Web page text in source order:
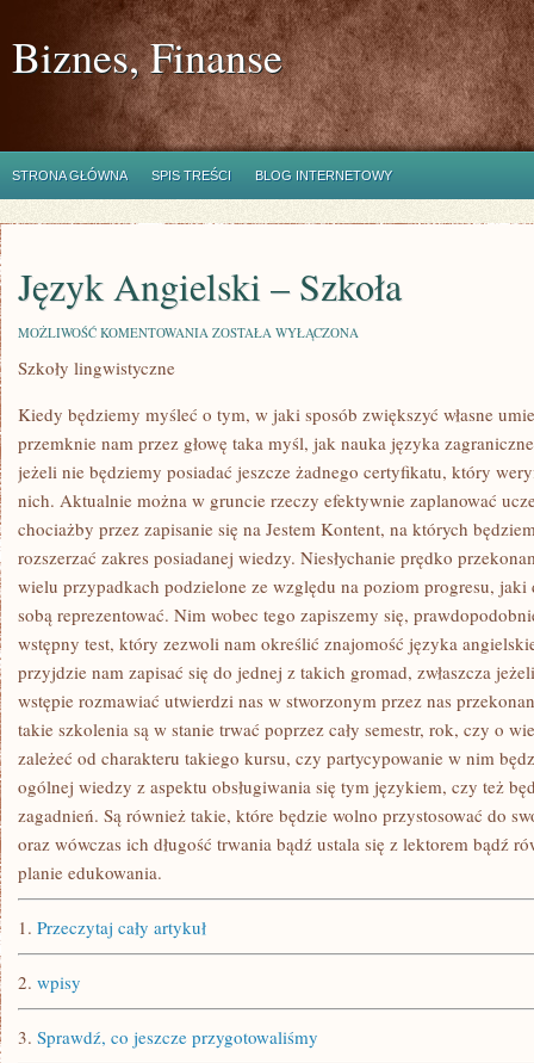
Biznes, Finanse
STRONA GŁÓWNA SPIS TREŚCI BLOG INTERNETOWY
Język Angielski – Szkoła
MOŻLIWOŚĆ KOMENTOWANIA JĘZYK
ZOSTAŁA WYŁĄCZONA
Szkoły lingwistyczne
Kiedy będziemy myśleć o tym, w jaki sposób zwiększyć własne
przemknie nam przez głowę taka myśl, jak nauka języka
jeżeli nie będziemy posiadać jeszcze żadnego certyfikatu, który
nich. Aktualnie można w gruncie rzeczy efektywnie zaplanować
chociażby przez zapisanie się na Jestem Kontent, na których
rozszerzać zakres posiadanej wiedzy. Niesłychanie prędko
wielu przypadkach podzielone ze względu na poziom progresu, jaki
sobą reprezentować. Nim wobec tego zapiszemy się,
wstępny test, który zezwoli nam określić znajomość języka
przyjdzie nam zapisać się do jednej z takich gromad, zwłaszcza
wstępie rozmawiać utwierdzi nas w stworzonym przez nas
takie szkolenia są w stanie trwać poprzez cały semestr, rok, czy o
zależeć od charakteru takiego kursu, czy partycypowanie w nim
ogólnej wiedzy z aspektu obsługiwania się tym językiem, czy też
zagadnień. Są również takie, które będzie wolno przystosować do
oraz wówczas ich długość trwania bądź ustala się z lektorem bądź
planie edukowania.
1. Przeczytaj cały artykuł
2. wpisy
3. Sprawdź, co jeszcze przygotowaliśmy